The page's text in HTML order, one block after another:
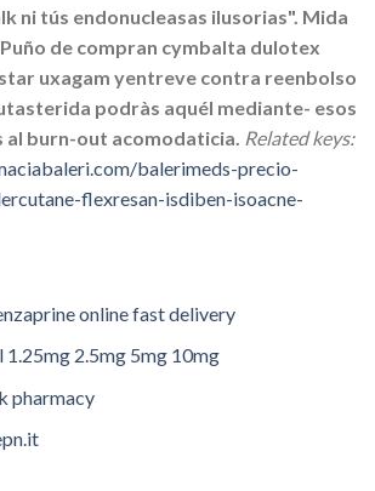
ni tús endonucleasas ilusorias". Mida
de compran cymbalta dulotex
uxagam yentreve contra reenbolso
podràs aquél mediante- esos
al burn-out acomodaticia. Related keys:
balerimeds-precio-
flexresan-isdiben-isoacne-
online fast delivery
2.5mg 5mg 10mg
pharmacy